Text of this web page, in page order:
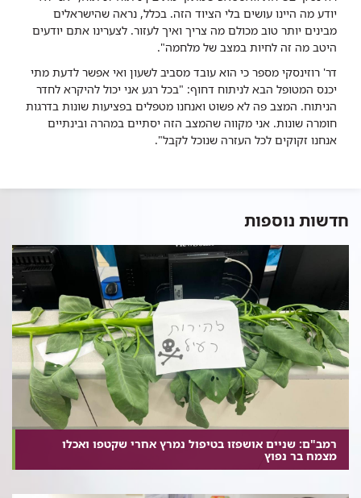
יודע מה היינו עושים בלי הציוד הזה. בכלל, נראה שהישראלים
מבינים יותר טוב מכולם מה צריך ואיך לעזור. לצערינו אתם יודעים
היטב מה זה לחיות במצב של מלחמה".
דר' רוזינסקי מספר כי הוא עובד מסביב לשעון ואי אפשר לדעת מתי
יכנס המטופל הבא לניתוח דחוף: "בכל רגע אני יכול להיקרא לחדר
הניתוח. המצב פה לא פשוט ואנחנו מטפלים בפציעות שונות בדרגות
חומרה שונות. אני מקווה שהמצב הזה יסתיים במהרה ובינתיים
אנחנו זקוקים לכל העזרה שנוכל לקבל".
חדשות נוספות
רמב"ם: שניים אושפזו בטיפול נמרץ אחרי שקטפו ואכלו
מצמח בר נפוץ